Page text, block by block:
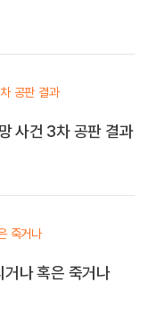
사건 3차 공판 결과
나 혹은 죽거나